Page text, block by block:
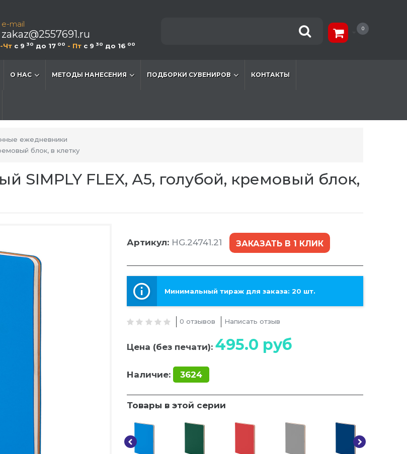
e-mail
zakaz@2557691.ru
Чт c 9 30 до 17 00 - Пт c 9 30 до 16 00
0
О НАС МЕТОДЫ НАНЕСЕНИЯ ПОДБОРКИ СУВЕНИРОВ КОНТАКТЫ
ежедневники
блок, в клетку
SIMPLY FLEX, А5, голубой, кремовый блок,
Артикул: HG.24741.21 ЗАКАЗАТЬ В 1 КЛИК
Минимальный тираж для заказа: 20 шт.
0 отзывов Написать отзыв
Цена (без печати): 495.0 руб
Наличие: 3624
Товары в этой серии